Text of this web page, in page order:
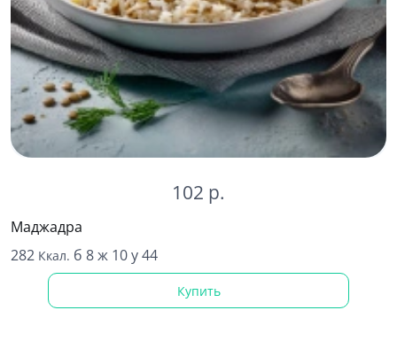
102 р.
Маджадра
282 Ккал. б 8 ж 10 у 44
Купить